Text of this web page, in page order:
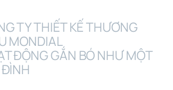
TY THIẾT KẾ THƯƠNG
MONDIAL
ĐỘNG GẮN BÓ NHƯ MỘT